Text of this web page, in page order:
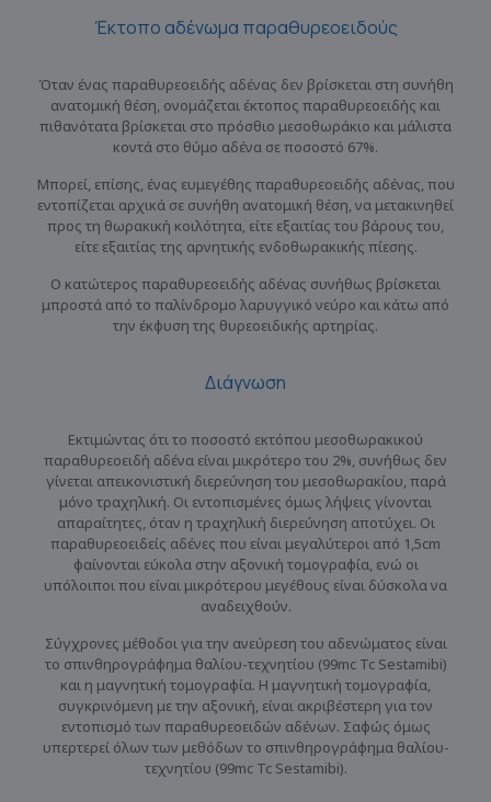
Έκτοπο αδένωμα παραθυρεοειδούς
Όταν ένας παραθυρεοειδής αδένας δεν βρίσκεται στη συνήθη
ανατομική θέση, ονομάζεται έκτοπος παραθυρεοειδής και
πιθανότατα βρίσκεται στο πρόσθιο μεσοθωράκιο και μάλιστα
κοντά στο θύμο αδένα σε ποσοστό 67%.
Μπορεί, επίσης, ένας ευμεγέθης παραθυρεοειδής αδένας, που
εντοπίζεται αρχικά σε συνήθη ανατομική θέση, να μετακινηθεί
προς τη θωρακική κοιλότητα, είτε εξαιτίας του βάρους του,
είτε εξαιτίας της αρνητικής ενδοθωρακικής πίεσης.
Ο κατώτερος παραθυρεοειδής αδένας συνήθως βρίσκεται
μπροστά από το παλίνδρομο λαρυγγικό νεύρο και κάτω από
την έκφυση της θυρεοειδικής αρτηρίας.
Διάγνωση
Εκτιμώντας ότι το ποσοστό εκτόπου μεσοθωρακικού
παραθυρεοειδή αδένα είναι μικρότερο του 2%, συνήθως δεν
γίνεται απεικονιστική διερεύνηση του μεσοθωρακίου, παρά
μόνο τραχηλική. Οι εντοπισμένες όμως λήψεις γίνονται
απαραίτητες, όταν η τραχηλική διερεύνηση αποτύχει. Οι
παραθυρεοειδείς αδένες που είναι μεγαλύτεροι από 1,5cm
φαίνονται εύκολα στην αξονική τομογραφία, ενώ οι
υπόλοιποι που είναι μικρότερου μεγέθους είναι δύσκολα να
αναδειχθούν.
Σύγχρονες μέθοδοι για την ανεύρεση του αδενώματος είναι
το σπινθηρογράφημα θαλίου-τεχνητίου (99mc Tc Sestamibi)
και η μαγνητική τομογραφία. Η μαγνητική τομογραφία,
συγκρινόμενη με την αξονική, είναι ακριβέστερη για τον
εντοπισμό των παραθυρεοειδών αδένων. Σαφώς όμως
υπερτερεί όλων των μεθόδων το σπινθηρογράφημα θαλίου-
τεχνητίου (99mc Tc Sestamibi).